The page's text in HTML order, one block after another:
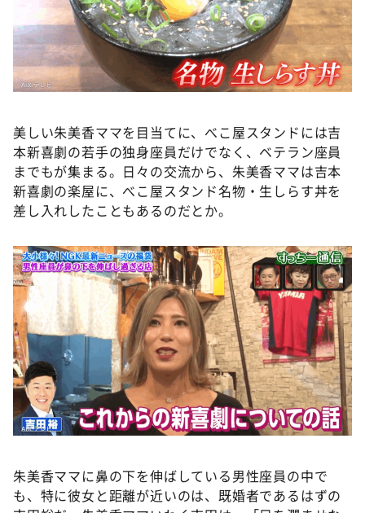
美しい朱美香ママを目当てに、べこ屋スタンドには吉
本新喜劇の若手の独身座員だけでなく、ベテラン座員
までもが集まる。日々の交流から、朱美香ママは吉本
新喜劇の楽屋に、べこ屋スタンド名物・生しらす丼を
差し入れしたこともあるのだとか。
朱美香ママに鼻の下を伸ばしている男性座員の中で
も、特に彼女と距離が近いのは、既婚者であるはずの